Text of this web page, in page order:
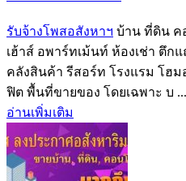
รับจ้างโพสอสังหาฯ บ้าน ที่ดิน ค
เฮ้าส์ อพาร์ทเม้นท์ ห้องเช่า ตึก
คลังสินค้า รีสอร์ท โรงแรม โฮ
ฟิต พื้นที่ขายของ โดยเฉพาะ บ ...
อ่านเพิ่มเติม